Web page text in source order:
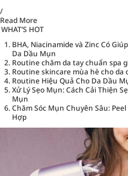
/
Read More
WHAT’S HOT
BHA, Niacinamide và Zinc Có
Da Dầu Mụn
Routine chăm da tay chuẩn spa
Routine skincare mùa hè cho da
Routine Hiệu Quả Cho Da Dầu
Xử Lý Sẹo Mụn: Cách Cải Thiện
Mụn
Chăm Sóc Mụn Chuyên Sâu:
Hợp